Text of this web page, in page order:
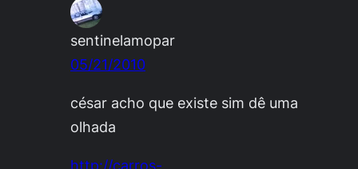
sentinelamopar
05/21/2010
césar acho que existe sim dê uma
olhada
http://carros-